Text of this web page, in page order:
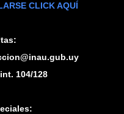
CLICK AQUÍ
104/128